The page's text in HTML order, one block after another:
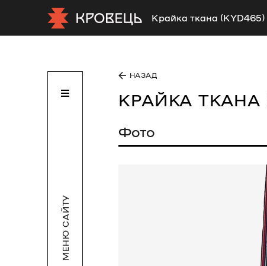
Крайка ткана (KYD465)
МЕНЮ САЙТУ
НАЗАД
КРАЙКА ТКАНА
Фото